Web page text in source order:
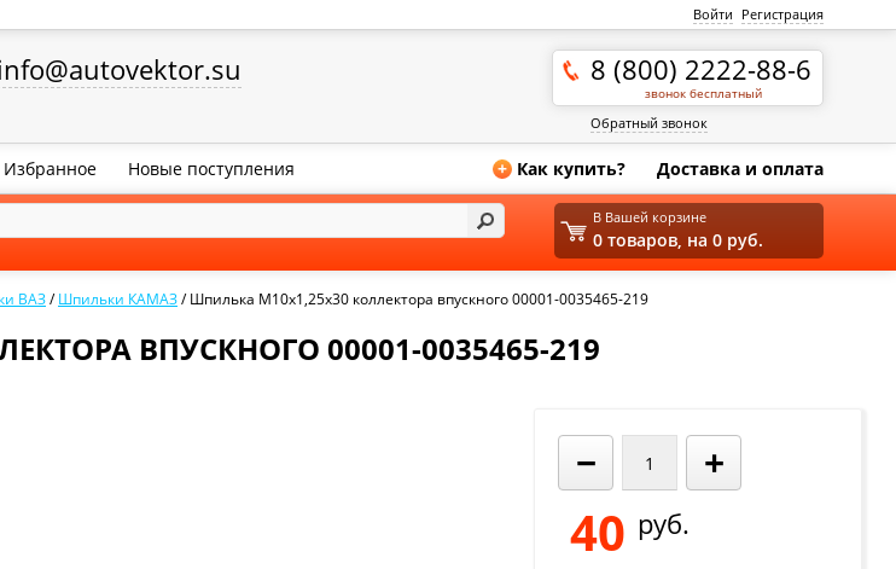
Войти Регистрация
8 (800) 2222-88-6
звонок бесплатный
Обратный звонок
Избранное Новые поступления + Как купить? Доставка и оплата
ВАЗ/Шпильки КАМАЗ/Шпилька М10х1,25х30 коллектора впускного 00001-0035465-219
ВПУСКНОГО 00001-0035465-219
− +
40 руб.
В Вашей корзине
0 товаров, на 0 руб.